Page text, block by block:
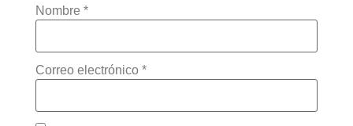
Nombre *
Correo electrónico *